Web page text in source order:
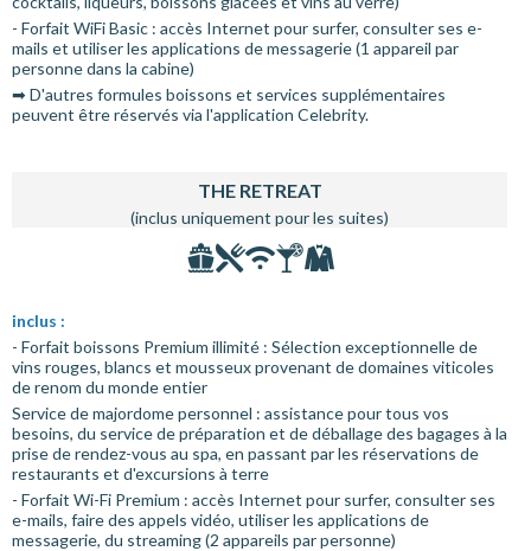
- Forfait WiFi Basic : accès Internet pour surfer, consulter ses e-
mails et utiliser les applications de messagerie (1 appareil par
personne dans la cabine)
➡ D'autres formules boissons et services supplémentaires
peuvent être réservés via l'application Celebrity.
THE RETREAT
(inclus uniquement pour les suites)
inclus :
- Forfait boissons Premium illimité : Sélection exceptionnelle de
vins rouges, blancs et mousseux provenant de domaines viticoles
de renom du monde entier
Service de majordome personnel : assistance pour tous vos
besoins, du service de préparation et de déballage des bagages à la
prise de rendez-vous au spa, en passant par les réservations de
restaurants et d'excursions à terre
- Forfait Wi-Fi Premium : accès Internet pour surfer, consulter ses
e-mails, faire des appels vidéo, utiliser les applications de
messagerie, du streaming (2 appareils par personne)